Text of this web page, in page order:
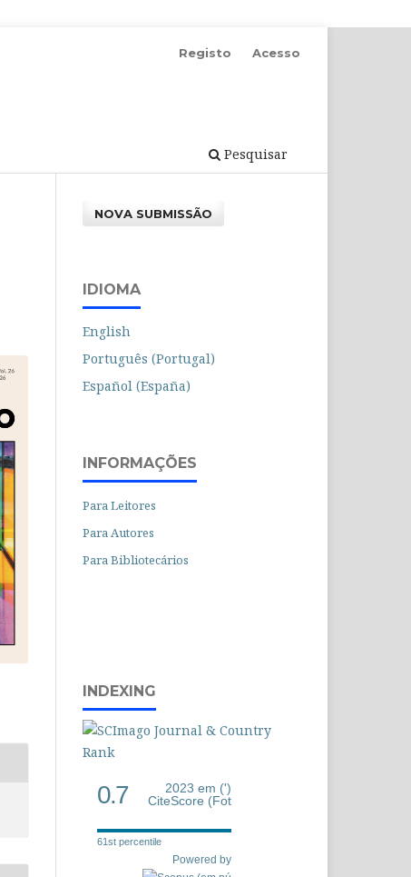
Pesquisar
Registo Acesso
NOVA SUBMISSÃO
IDIOMA
English
Português (Portugal)
Español (España)
INFORMAÇÕES
Para Leitores
Para Autores
Para Bibliotecários
INDEXING
0.7
2023 em (')
CiteScore (Fot
61st percentile
Powered by